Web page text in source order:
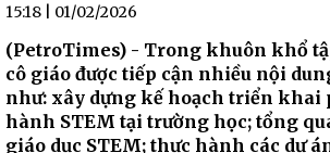
15:18 | 01/02/2026
(PetroTimes) - Trong khuôn khổ
cô giáo được tiếp cận nhiều nội
như: xây dựng kế hoạch triển khai
hành STEM tại trường học; tổng
giáo dục STEM; thực hành các dự